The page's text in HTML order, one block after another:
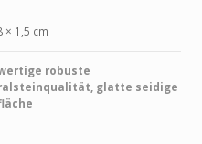
× 1,5 cm
robuste
glatte seidige